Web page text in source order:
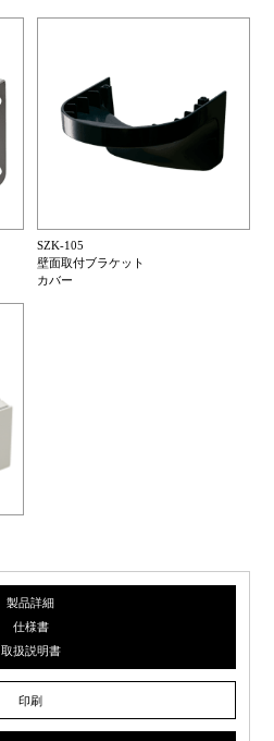
SZK-105
壁面取付ブラケット
カバー
製品詳細
仕様書
取扱説明書
印刷